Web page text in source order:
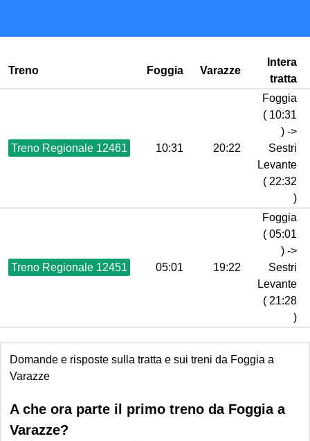
Treno Foggia Varazze
Intera
tratta
Treno Regionale 12461 10:31 20:22
Foggia
( 10:31
) ->
Sestri
Levante
( 22:32
)
Treno Regionale 12451 05:01 19:22
Foggia
( 05:01
) ->
Sestri
Levante
( 21:28
)
Domande e risposte sulla tratta e sui treni da Foggia a
Varazze
A che ora parte il primo treno da Foggia a
Varazze?